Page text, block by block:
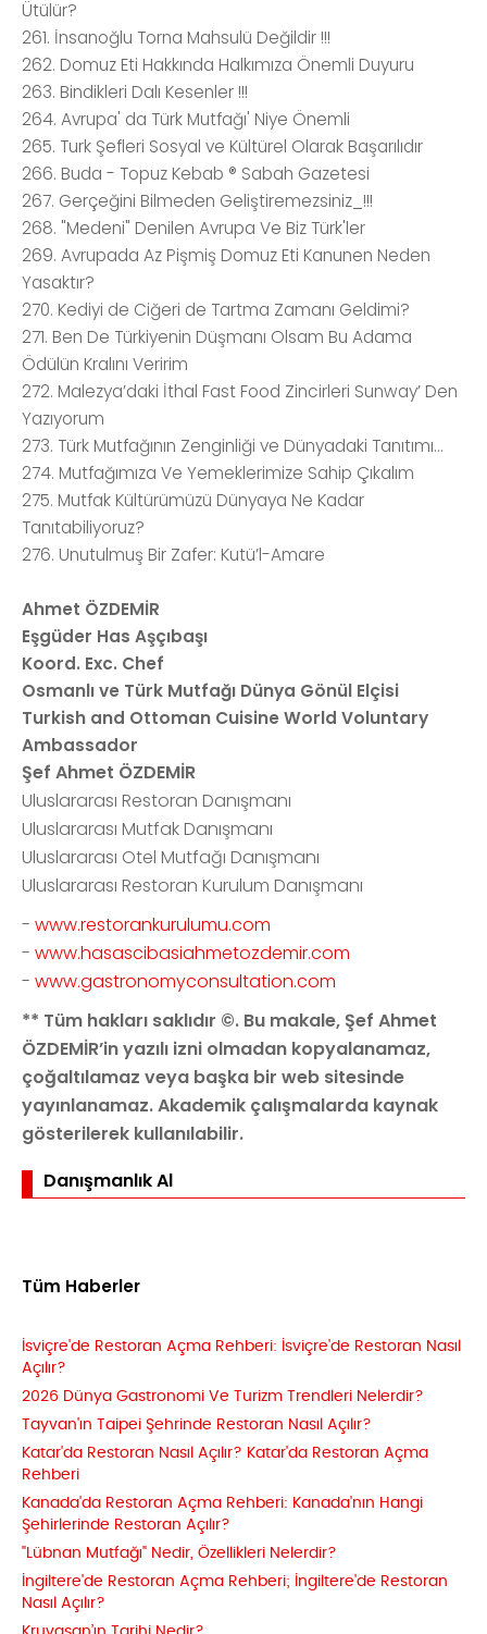
Ütülür?
261. İnsanoğlu Torna Mahsulü Değildir !!!
262. Domuz Eti Hakkında Halkımıza Önemli Duyuru
263. Bindikleri Dalı Kesenler !!!
264. Avrupa' da Türk Mutfağı' Niye Önemli
265. Turk Şefleri Sosyal ve Kültürel Olarak Başarılıdır
266. Buda - Topuz Kebab ® Sabah Gazetesi
267. Gerçeğini Bilmeden Geliştiremezsiniz_!!!
268. "Medeni" Denilen Avrupa Ve Biz Türk'ler
269. Avrupada Az Pişmiş Domuz Eti Kanunen Neden
Yasaktır?
270. Kediyi de Ciğeri de Tartma Zamanı Geldimi?
271. Ben De Türkiyenin Düşmanı Olsam Bu Adama
Ödülün Kralını Veririm
272. Malezya’daki İthal Fast Food Zincirleri Sunway’ Den
Yazıyorum
273. Türk Mutfağının Zenginliği ve Dünyadaki Tanıtımı...
274. Mutfağımıza Ve Yemeklerimize Sahip Çıkalım
275. Mutfak Kültürümüzü Dünyaya Ne Kadar
Tanıtabiliyoruz?
276. Unutulmuş Bir Zafer: Kutü’l-Amare
Ahmet ÖZDEMİR
Eşgüder Has Aşçıbaşı
Koord. Exc. Chef
Osmanlı ve Türk Mutfağı Dünya Gönül Elçisi
Turkish and Ottoman Cuisine World Voluntary
Ambassador
Şef Ahmet ÖZDEMİR
Uluslararası Restoran Danışmanı
Uluslararası Mutfak Danışmanı
Uluslararası Otel Mutfağı Danışmanı
Uluslararası Restoran Kurulum Danışmanı
-www.restorankurulumu.com
-www.hasascibasiahmetozdemir.com
-www.gastronomyconsultation.com
** Tüm hakları saklıdır ©. Bu makale, Şef Ahmet
ÖZDEMİR’in yazılı izni olmadan kopyalanamaz,
çoğaltılamaz veya başka bir web sitesinde
yayınlanamaz. Akademik çalışmalarda kaynak
gösterilerek kullanılabilir.
Danışmanlık Al
Tüm Haberler
İsviçre'de Restoran Açma Rehberi: İsviçre'de Restoran Nasıl
Açılır?
2026 Dünya Gastronomi Ve Turizm Trendleri Nelerdir?
Tayvan'ın Taipei Şehrinde Restoran Nasıl Açılır?
Katar'da Restoran Nasıl Açılır? Katar'da Restoran Açma
Rehberi
Kanada'da Restoran Açma Rehberi: Kanada'nın Hangi
Şehirlerinde Restoran Açılır?
"Lübnan Mutfağı" Nedir, Özellikleri Nelerdir?
İngiltere'de Restoran Açma Rehberi; İngiltere'de Restoran
Nasıl Açılır?